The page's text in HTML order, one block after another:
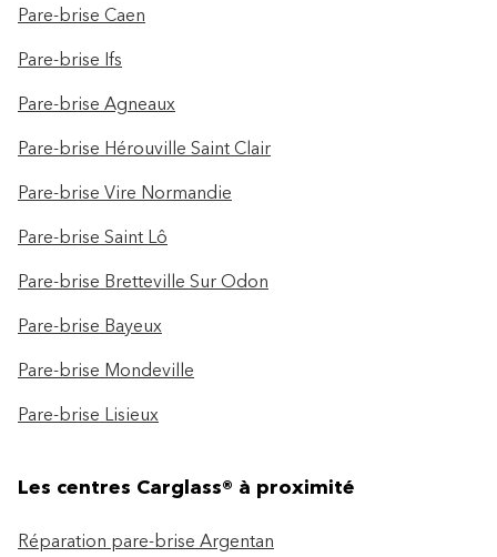
Pare-brise Caen
Pare-brise Ifs
Pare-brise Agneaux
Pare-brise Hérouville Saint Clair
Pare-brise Vire Normandie
Pare-brise Saint Lô
Pare-brise Bretteville Sur Odon
Pare-brise Bayeux
Pare-brise Mondeville
Pare-brise Lisieux
Les centres Carglass® à proximité
Réparation pare-brise Argentan